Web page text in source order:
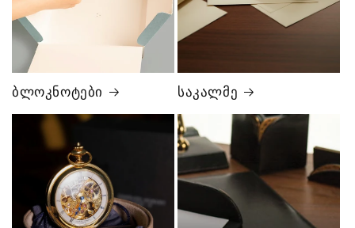
ბლოკნოტები საკალმე